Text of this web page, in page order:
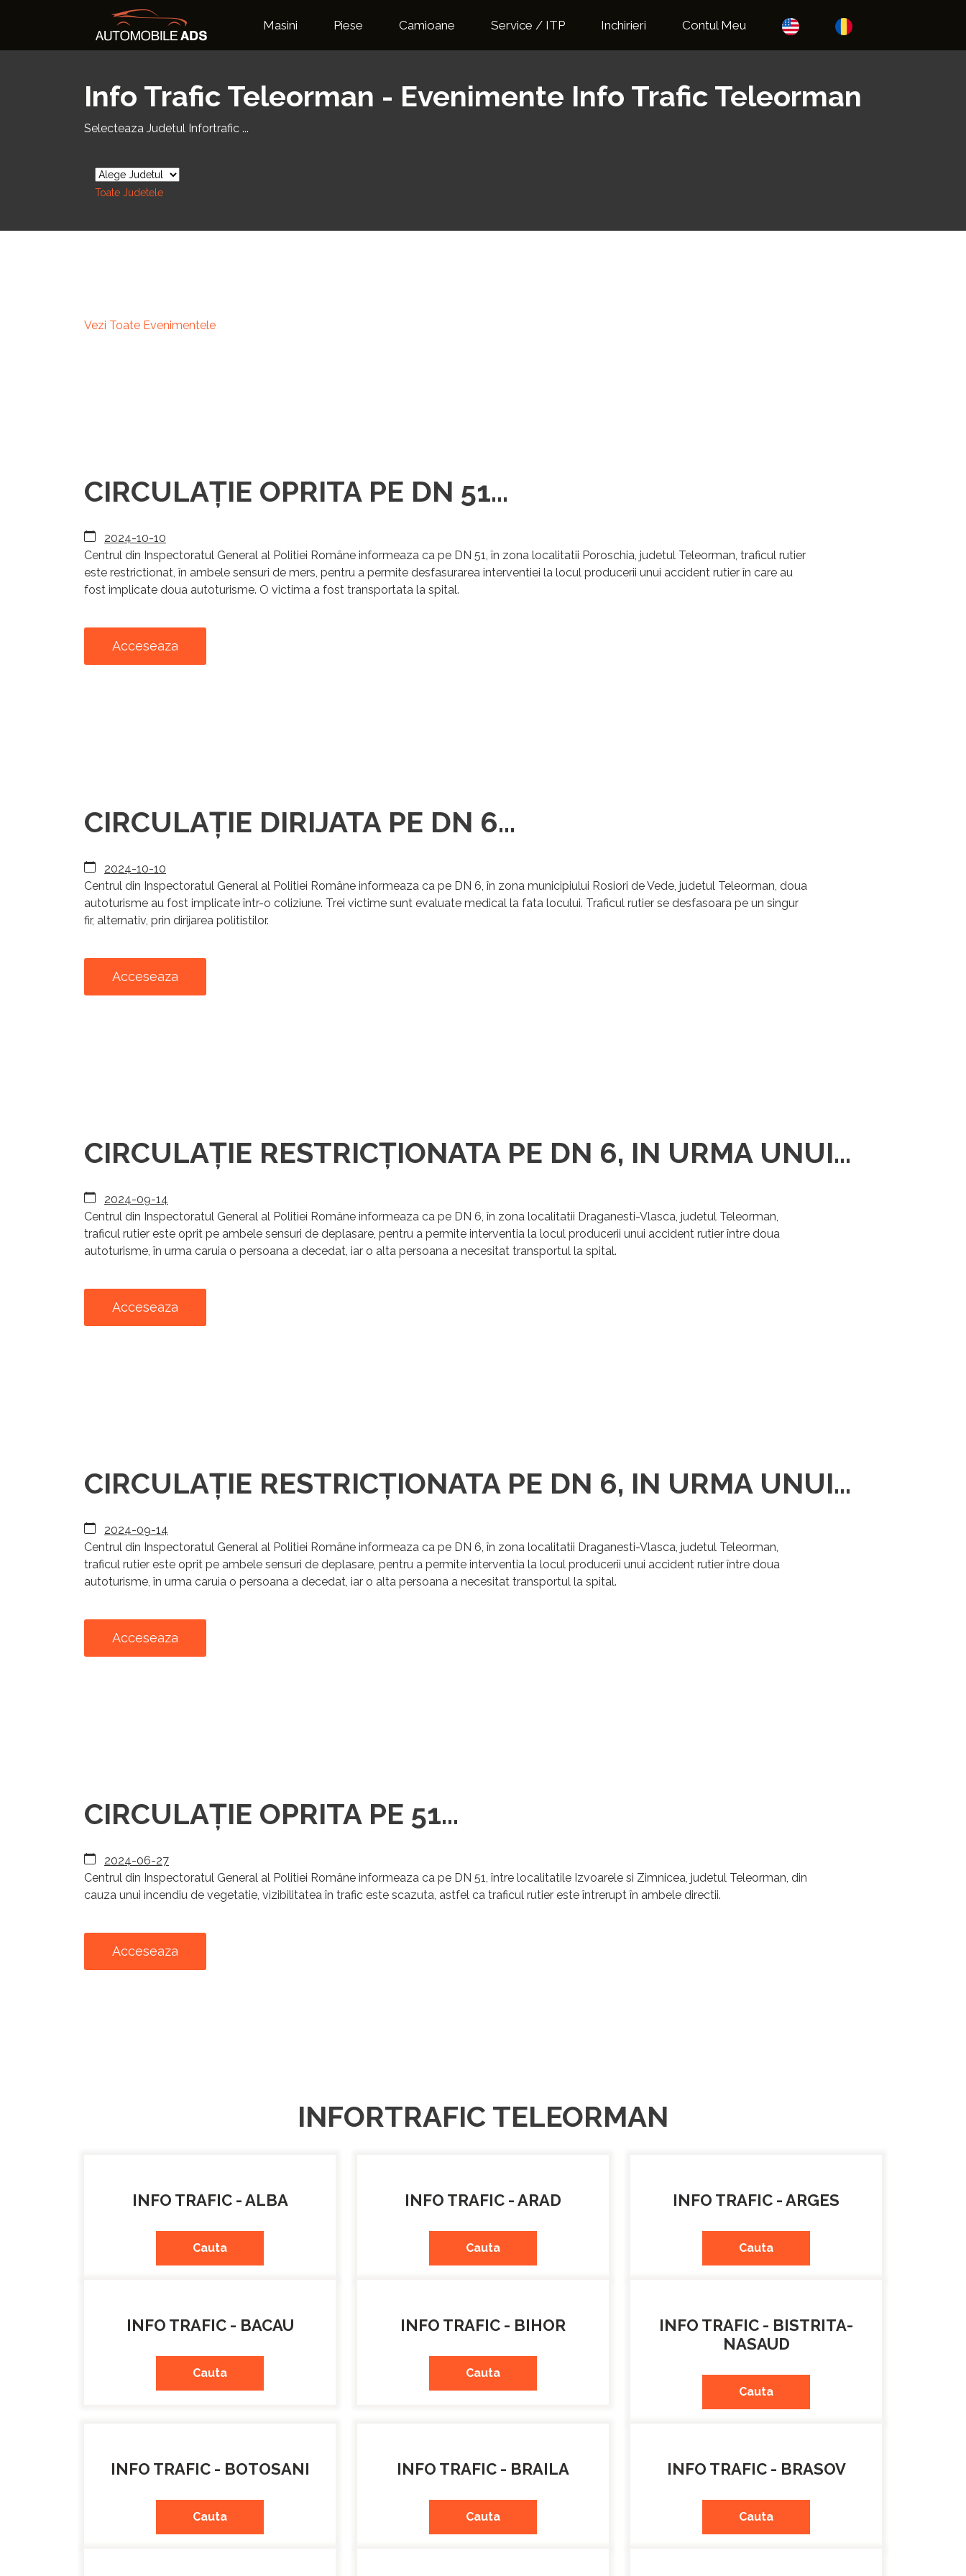
Masini Piese Camioane Service / ITP Inchirieri Contul Meu
Info Trafic Teleorman - Evenimente Info Trafic Teleorman
Selecteaza Judetul Infortrafic ...
Toate Judetele
Vezi Toate Evenimentele
CIRCULAȚIE OPRITA PE DN 51...
2024-10-10
Centrul din Inspectoratul General al Politiei Române informeaza ca pe DN 51, în zona localitatii Poroschia, judetul Teleorman, traficul rutier
este restrictionat, în ambele sensuri de mers, pentru a permite desfasurarea interventiei la locul producerii unui accident rutier în care au
fost implicate doua autoturisme. O victima a fost transportata la spital.
Acceseaza
CIRCULAȚIE DIRIJATA PE DN 6...
2024-10-10
Centrul din Inspectoratul General al Politiei Române informeaza ca pe DN 6, în zona municipiului Rosiori de Vede, judetul Teleorman, doua
autoturisme au fost implicate într-o coliziune. Trei victime sunt evaluate medical la fata locului. Traficul rutier se desfasoara pe un singur
fir, alternativ, prin dirijarea politistilor.
Acceseaza
CIRCULAȚIE RESTRICȚIONATA PE DN 6, IN URMA UNUI...
2024-09-14
Centrul din Inspectoratul General al Politiei Române informeaza ca pe DN 6, în zona localitatii Draganesti-Vlasca, judetul Teleorman,
traficul rutier este oprit pe ambele sensuri de deplasare, pentru a permite interventia la locul producerii unui accident rutier între doua
autoturisme, în urma caruia o persoana a decedat, iar o alta persoana a necesitat transportul la spital.
Acceseaza
CIRCULAȚIE RESTRICȚIONATA PE DN 6, IN URMA UNUI...
2024-09-14
Centrul din Inspectoratul General al Politiei Române informeaza ca pe DN 6, în zona localitatii Draganesti-Vlasca, judetul Teleorman,
traficul rutier este oprit pe ambele sensuri de deplasare, pentru a permite interventia la locul producerii unui accident rutier între doua
autoturisme, în urma caruia o persoana a decedat, iar o alta persoana a necesitat transportul la spital.
Acceseaza
CIRCULAȚIE OPRITA PE 51...
2024-06-27
Centrul din Inspectoratul General al Politiei Române informeaza ca pe DN 51, între localitatile Izvoarele si Zimnicea, judetul Teleorman, din
cauza unui incendiu de vegetatie, vizibilitatea în trafic este scazuta, astfel ca traficul rutier este întrerupt în ambele directii.
Acceseaza
INFORTRAFIC TELEORMAN
INFO TRAFIC - ALBA
Cauta
INFO TRAFIC - ARAD
Cauta
INFO TRAFIC - ARGES
Cauta
INFO TRAFIC - BACAU
Cauta
INFO TRAFIC - BIHOR
Cauta
INFO TRAFIC - BISTRITA-
NASAUD
Cauta
INFO TRAFIC - BOTOSANI
Cauta
INFO TRAFIC - BRAILA
Cauta
INFO TRAFIC - BRASOV
Cauta